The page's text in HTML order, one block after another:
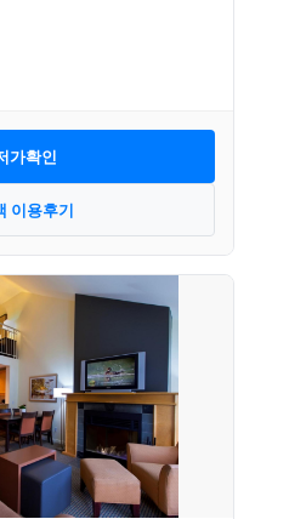
가확인
이용후기